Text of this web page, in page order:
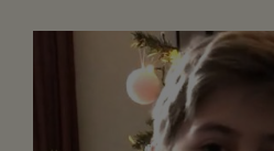
JE DEVIENS
BÉNÉVOLE